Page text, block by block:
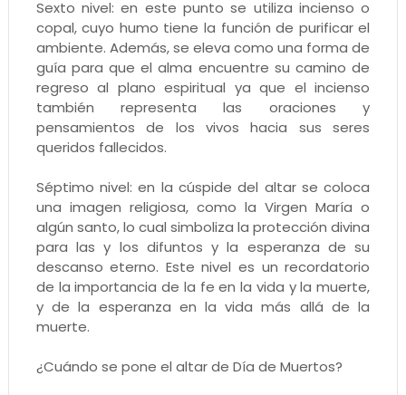
Sexto nivel: en este punto se utiliza incienso o
copal, cuyo humo tiene la función de purificar el
ambiente. Además, se eleva como una forma de
guía para que el alma encuentre su camino de
regreso al plano espiritual ya que el incienso
también representa las oraciones y
pensamientos de los vivos hacia sus seres
queridos fallecidos.
Séptimo nivel: en la cúspide del altar se coloca
una imagen religiosa, como la Virgen María o
algún santo, lo cual simboliza la protección divina
para las y los difuntos y la esperanza de su
descanso eterno. Este nivel es un recordatorio
de la importancia de la fe en la vida y la muerte,
y de la esperanza en la vida más allá de la
muerte.
¿Cuándo se pone el altar de Día de Muertos?